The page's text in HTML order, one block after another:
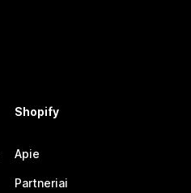
Shopify
Apie
Partneriai